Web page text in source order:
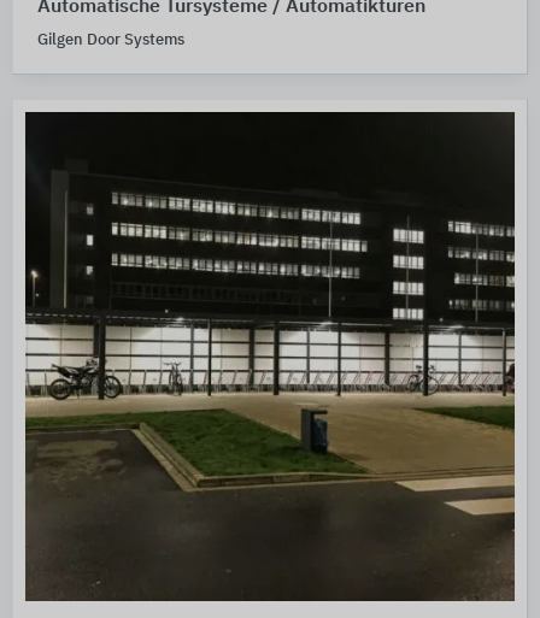
Automatische Türsysteme / Automatiktüren
Gilgen Door Systems